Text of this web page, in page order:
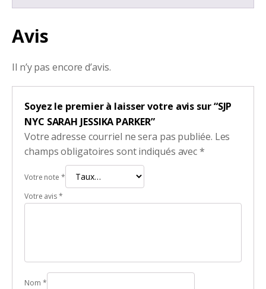
Avis
Il n’y pas encore d’avis.
Soyez le premier à laisser votre avis sur “SJP
NYC SARAH JESSIKA PARKER”
Votre adresse courriel ne sera pas publiée. Les
champs obligatoires sont indiqués avec*
Votre note *
Votre avis*
Nom *